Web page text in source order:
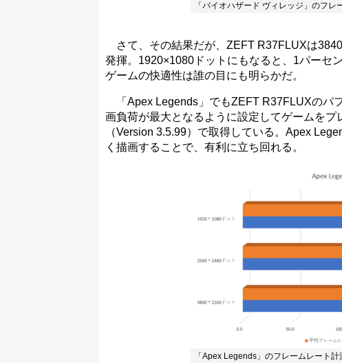
「バイオハザード ヴィレッジ」のフレ
さて、その結果だが、ZEFT R37FLUXは
発揮。1920×1080ドットにもなると、1パーセ
ゲームの快適性は誰の目にも明らかだ。
「Apex Legends」でもZEFT R37FLUXのパ
画負荷が最大となるように設定してゲームをプ
（Version 3.5.99）で取得している。Apex
く描画することで、有利に立ち回れる。
「Apex Legends」のフレームレート計